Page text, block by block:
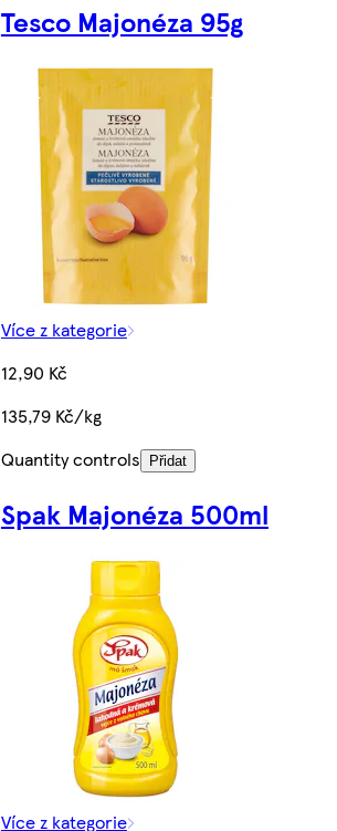
Tesco Majonéza 95g
Více z kategorie
12,90 Kč
135,79 Kč/kg
Quantity controls
Přidat
Spak Majonéza 500ml
Více z kategorie